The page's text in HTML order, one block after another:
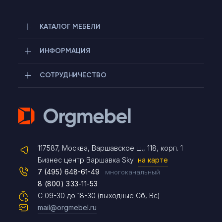
КАТАЛОГ МЕБЕЛИ
ИНФОРМАЦИЯ
СОТРУДНИЧЕСТВО
117587, Москва, Варшавское ш., 118, корп. 1
Бизнес центр Варшавка Sky на карте
С 09-30 до 18-30 (выходные Сб, Вс)
7 (495) 648-61-49 многоканальный
8 (800) 333-11-53
mail@orgmebel.ru
Telegram
Max
Чат на сайте